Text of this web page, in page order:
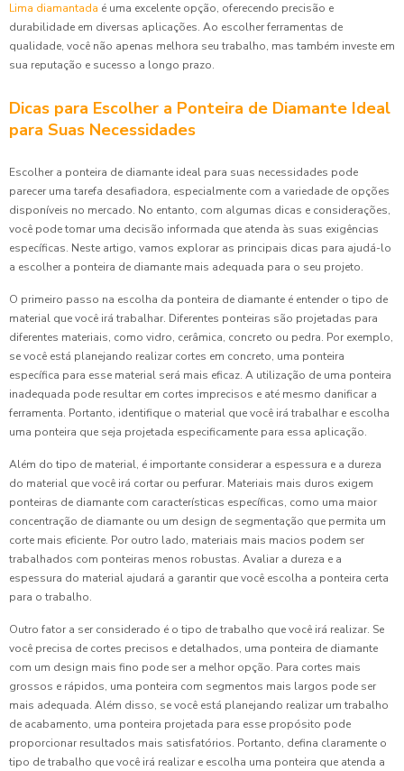
Lima diamantada é uma excelente opção, oferecendo precisão e
durabilidade em diversas aplicações. Ao escolher ferramentas de
qualidade, você não apenas melhora seu trabalho, mas também investe em
sua reputação e sucesso a longo prazo.
Dicas para Escolher a Ponteira de Diamante Ideal
para Suas Necessidades
Escolher a ponteira de diamante ideal para suas necessidades pode
parecer uma tarefa desafiadora, especialmente com a variedade de opções
disponíveis no mercado. No entanto, com algumas dicas e considerações,
você pode tomar uma decisão informada que atenda às suas exigências
específicas. Neste artigo, vamos explorar as principais dicas para ajudá-lo
a escolher a ponteira de diamante mais adequada para o seu projeto.
O primeiro passo na escolha da ponteira de diamante é entender o tipo de
material que você irá trabalhar. Diferentes ponteiras são projetadas para
diferentes materiais, como vidro, cerâmica, concreto ou pedra. Por exemplo,
se você está planejando realizar cortes em concreto, uma ponteira
específica para esse material será mais eficaz. A utilização de uma ponteira
inadequada pode resultar em cortes imprecisos e até mesmo danificar a
ferramenta. Portanto, identifique o material que você irá trabalhar e escolha
uma ponteira que seja projetada especificamente para essa aplicação.
Além do tipo de material, é importante considerar a espessura e a dureza
do material que você irá cortar ou perfurar. Materiais mais duros exigem
ponteiras de diamante com características específicas, como uma maior
concentração de diamante ou um design de segmentação que permita um
corte mais eficiente. Por outro lado, materiais mais macios podem ser
trabalhados com ponteiras menos robustas. Avaliar a dureza e a
espessura do material ajudará a garantir que você escolha a ponteira certa
para o trabalho.
Outro fator a ser considerado é o tipo de trabalho que você irá realizar. Se
você precisa de cortes precisos e detalhados, uma ponteira de diamante
com um design mais fino pode ser a melhor opção. Para cortes mais
grossos e rápidos, uma ponteira com segmentos mais largos pode ser
mais adequada. Além disso, se você está planejando realizar um trabalho
de acabamento, uma ponteira projetada para esse propósito pode
proporcionar resultados mais satisfatórios. Portanto, defina claramente o
tipo de trabalho que você irá realizar e escolha uma ponteira que atenda a